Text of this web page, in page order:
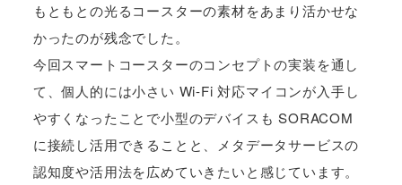
もともとの光るコースターの素材をあまり活かせな
かったのが残念でした。
今回スマートコースターのコンセプトの実装を通し
て、個人的には小さい Wi-Fi 対応マイコンが入手し
やすくなったことで小型のデバイスも SORACOM
に接続し活用できることと、メタデータサービスの
認知度や活用法を広めていきたいと感じています。